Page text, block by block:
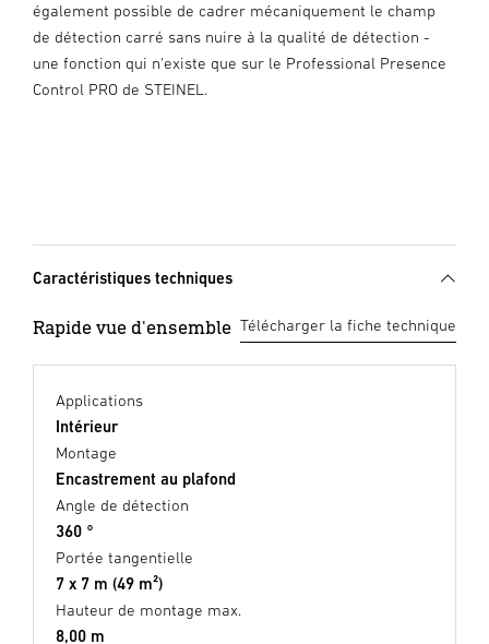
également possible de cadrer mécaniquement le champ
de détection carré sans nuire à la qualité de détection -
une fonction qui n'existe que sur le Professional Presence
Control PRO de STEINEL.
Caractéristiques techniques
Rapide vue d'ensemble Télécharger la fiche technique
Applications
Intérieur
Montage
Encastrement au plafond
Angle de détection
360 °
Portée tangentielle
7 x 7 m (49 m²)
Hauteur de montage max.
8,00 m